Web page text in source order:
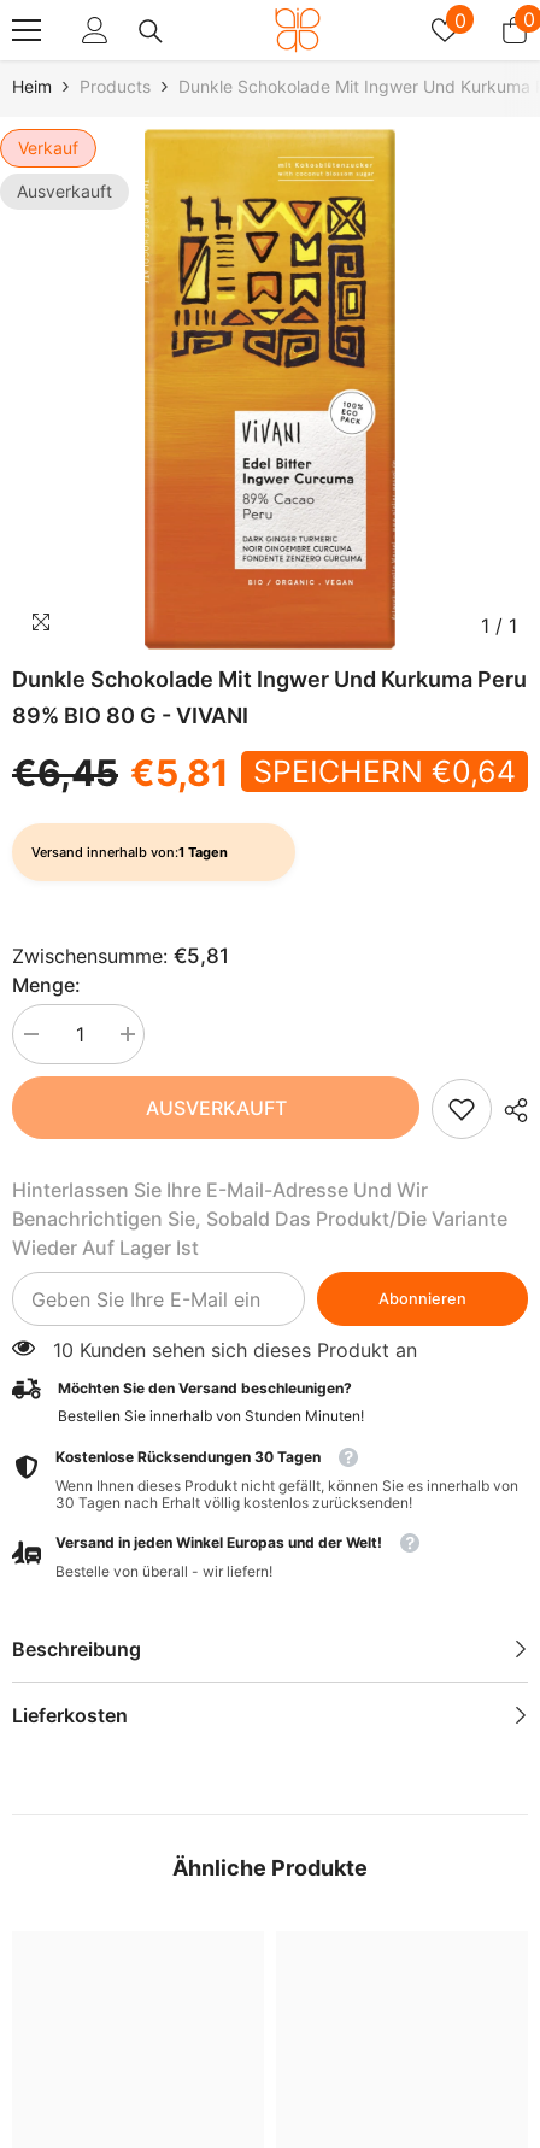
0 00
Heim Products Dunkle Schokolade Mit Ingwer Und Kurkuma
Verkauf
Ausverkauft
1 / 1
Dunkle Schokolade Mit Ingwer Und Kurkuma Peru
89% BIO 80 G - VIVANI
€6,45 €5,81 SPEICHERN €0,64
Versand innerhalb von:1 Tagen
Zwischensumme: €5,81
Menge:
verringern
für
mit
Kurkuma
89%
BIO
80
g
-
Menge
erhöhen
für
Dunkle
Schokolade
Kurkuma
89%
BIO
80
g
AUSVERKAUFT
Hinterlassen Sie Ihre E-Mail-Adresse Und Wir
Benachrichtigen Sie, Sobald Das Produkt/die Variante
Wieder Auf Lager Ist
Abonnieren
10 Kunden sehen sich dieses Produkt an
Möchten Sie den Versand beschleunigen?
Bestellen Sie innerhalb von Stunden Minuten!
Kostenlose Rücksendungen 30 Tagen
Wenn Ihnen dieses Produkt nicht gefällt, können Sie es innerhalb von
30 Tagen nach Erhalt völlig kostenlos zurücksenden!
Versand in jeden Winkel Europas und der Welt!
Bestelle von überall - wir liefern!
Beschreibung
Lieferkosten
Ähnliche Produkte